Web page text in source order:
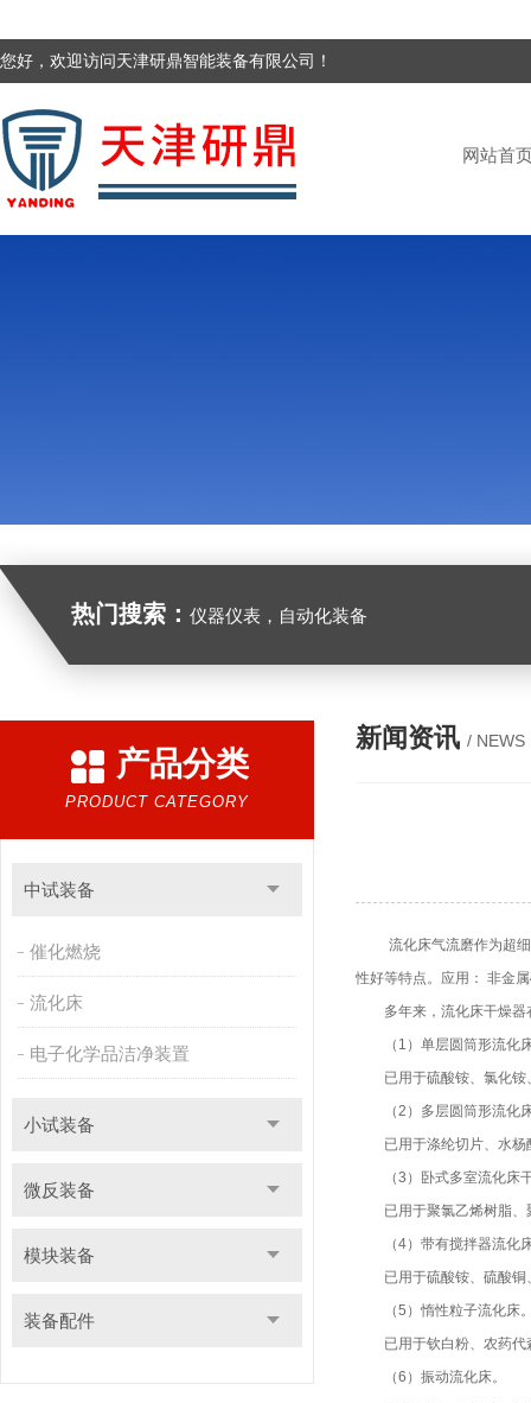
您好，欢迎访问天津研鼎智能装备有限公司！
网站首
热门搜索： 仪器仪表，自动化装备
产品分类
PRODUCT CATEGORY
中试装备
催化燃烧
流化床
电子化学品洁净装置
小试装备
微反装备
模块装备
装备配件
新闻资讯 / NEWS
流化床气流磨作为超细
性好等特点。应用： 非金
多年来，流化床干燥器
（1）单层圆筒形流化
已用于硫酸铵、氯化铵
（2）多层圆筒形流化
已用于涤纶切片、水杨
（3）卧式多室流化床
已用于聚氯乙烯树脂、聚
（4）带有搅拌器流化
已用于硫酸铵、硫酸铜
（5）惰性粒子流化床
已用于钦白粉、农药代
（6）振动流化床。